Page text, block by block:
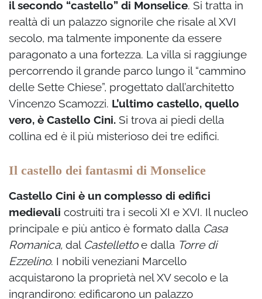
il secondo “castello” di Monselice. Si tratta in
realtà di un palazzo signorile che risale al XVI
secolo, ma talmente imponente da essere
paragonato a una fortezza. La villa si raggiunge
percorrendo il grande parco lungo il “cammino
delle Sette Chiese”, progettato dall’architetto
Vincenzo Scamozzi. L’ultimo castello, quello
vero, è Castello Cini. Si trova ai piedi della
collina ed è il più misterioso dei tre edifici.
Il castello dei fantasmi di Monselice
Castello Cini è un complesso di edifici
medievali costruiti tra i secoli XI e XVI. Il nucleo
principale e più antico è formato dalla Casa
Romanica, dal Castellettoe dalla Torre di
Ezzelino. I nobili veneziani Marcello
acquistarono la proprietà nel XV secolo e la
ingrandirono: edificarono un palazzo